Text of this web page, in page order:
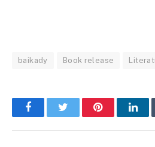
baikady Book release
FacebookTwitter Pinterest